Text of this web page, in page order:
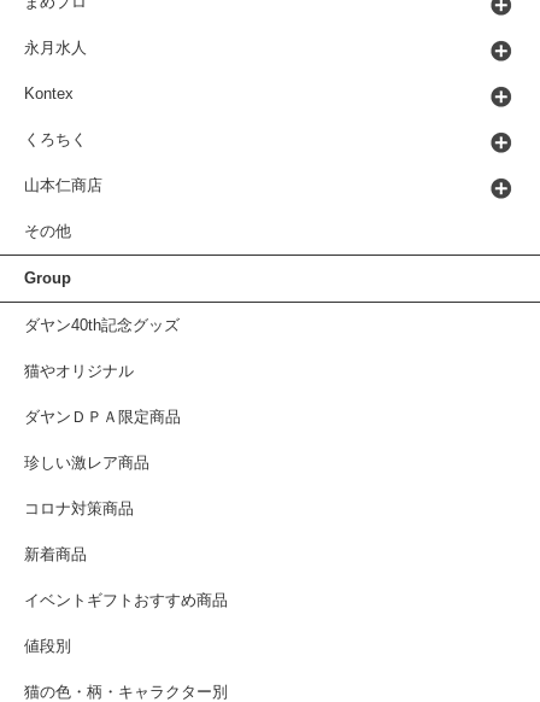
永月水人
Kontex
くろちく
山本仁商店
その他
Group
ダヤン40th記念グッズ
猫やオリジナル
ダヤンＤＰＡ限定商品
珍しい激レア商品
コロナ対策商品
新着商品
イベントギフトおすすめ商品
値段別
猫の色・柄・キャラクター別